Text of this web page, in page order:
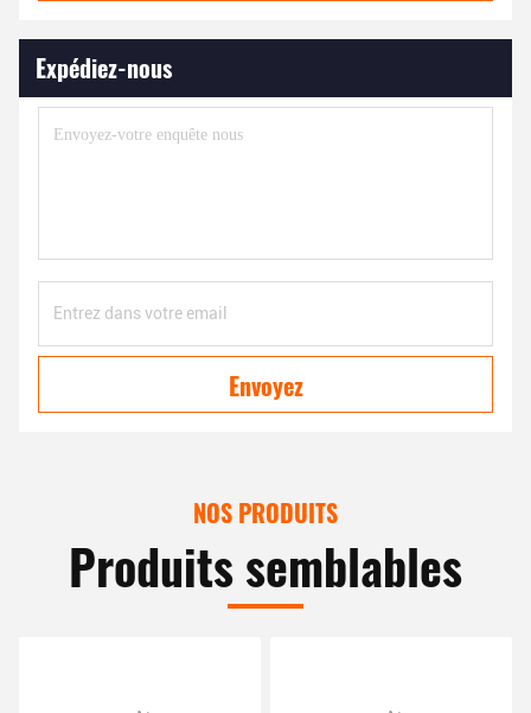
Expédiez-nous
Envoyez
NOS PRODUITS
Produits semblables